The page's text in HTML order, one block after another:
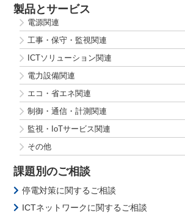
製品とサービス
電源関連
工事・保守・監視関連
ICTソリューション関連
電力設備関連
エコ・省エネ関連
制御・通信・計測関連
監視・IoTサービス関連
その他
課題別のご相談
停電対策に関するご相談
ICTネットワークに関するご相談